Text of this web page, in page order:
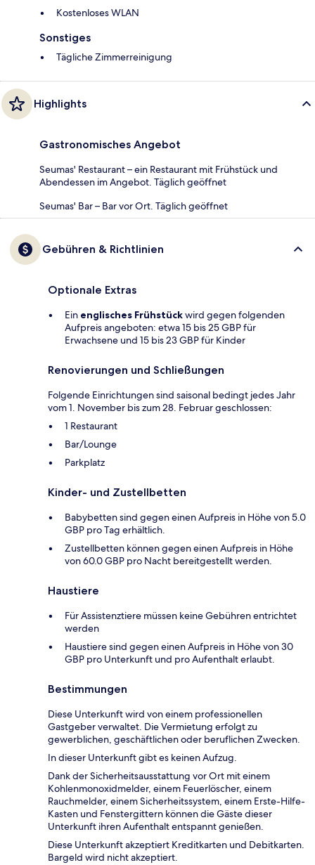
Kostenloses WLAN
Sonstiges
Tägliche Zimmerreinigung
Highlights
Gastronomisches Angebot
Seumas' Restaurant – ein Restaurant mit Frühstück und
Abendessen im Angebot. Täglich geöffnet
Seumas' Bar – Bar vor Ort. Täglich geöffnet
Gebühren & Richtlinien
Optionale Extras
Ein englisches Frühstückwird gegen folgenden
Aufpreis angeboten: etwa 15 bis 25 GBP für
Erwachsene und 15 bis 23 GBP für Kinder
Renovierungen und Schließungen
Folgende Einrichtungen sind saisonal bedingt jedes Jahr
vom 1. November bis zum 28. Februar geschlossen:
1 Restaurant
Bar/Lounge
Parkplatz
Kinder- und Zustellbetten
Babybetten sind gegen einen Aufpreis in Höhe von 5.0
GBP pro Tag erhältlich.
Zustellbetten können gegen einen Aufpreis in Höhe
von 60.0 GBP pro Nacht bereitgestellt werden.
Haustiere
Für Assistenztiere müssen keine Gebühren entrichtet
werden
Haustiere sind gegen einen Aufpreis in Höhe von 30
GBP pro Unterkunft und pro Aufenthalt erlaubt.
Bestimmungen
Diese Unterkunft wird von einem professionellen
Gastgeber verwaltet. Die Vermietung erfolgt zu
gewerblichen, geschäftlichen oder beruflichen Zwecken.
In dieser Unterkunft gibt es keinen Aufzug.
Dank der Sicherheitsausstattung vor Ort mit einem
Kohlenmonoxidmelder, einem Feuerlöscher, einem
Rauchmelder, einem Sicherheitssystem, einem Erste-Hilfe-
Kasten und Fenstergittern können die Gäste dieser
Unterkunft ihren Aufenthalt entspannt genießen.
Diese Unterkunft akzeptiert Kreditkarten und Debitkarten.
Bargeld wird nicht akzeptiert.